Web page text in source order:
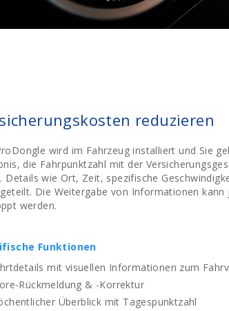
reduzieren
wird im Fahrzeug installiert und Sie
die Fahrpunktzahl mit der
Details wie Ort, Zeit, spezifische
Die Weitergabe von Informationen kann
werden.
Funktionen
mit visuellen Informationen zum
Rückmeldung & -Korrektur
Überblick mit Tagespunktzahl